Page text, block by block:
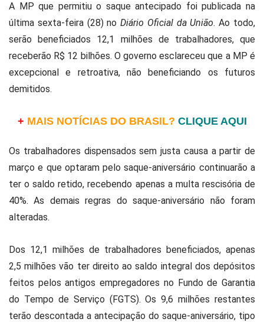
A MP que permitiu o saque antecipado foi publicada na
última sexta-feira (28) noDiário Oficial da União. Ao todo,
serão beneficiados 12,1 milhões de trabalhadores, que
receberão R$ 12 bilhões. O governo esclareceu que a MP é
excepcional e retroativa, não beneficiando os futuros
demitidos.
+ MAIS NOTÍCIAS DO BRASIL? CLIQUE AQUI
Os trabalhadores dispensados sem justa causa a partir de
março e que optaram pelo saque-aniversário continuarão a
ter o saldo retido, recebendo apenas a multa rescisória de
40%. As demais regras do saque-aniversário não foram
alteradas.
Dos 12,1 milhões de trabalhadores beneficiados, apenas
2,5 milhões vão ter direito ao saldo integral dos depósitos
feitos pelos antigos empregadores no Fundo de Garantia
do Tempo de Serviço (FGTS). Os 9,6 milhões restantes
terão descontada a antecipação do saque-aniversário, tipo